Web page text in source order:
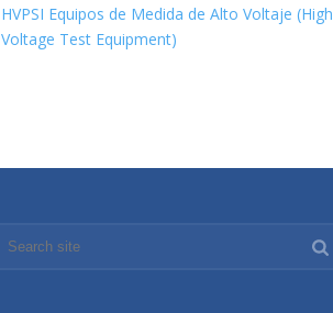
HVPSI Equipos de Medida de Alto Voltaje (High
Voltage Test Equipment)